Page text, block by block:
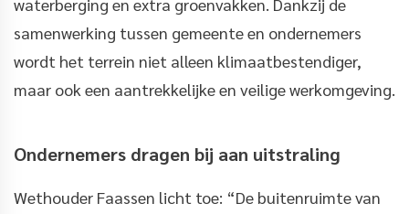
samenwerking tussen gemeente en ondernemers
wordt het terrein niet alleen klimaatbestendiger,
maar ook een aantrekkelijke en veilige werkomgeving.
Ondernemers dragen bij aan uitstraling
Wethouder Faassen licht toe: “De buitenruimte van